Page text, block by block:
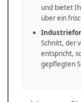
und bietet
über ein
Schnitt, der
entspricht,
gepflegten